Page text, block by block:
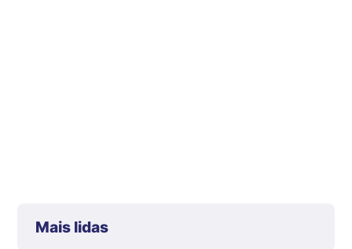
Mais lidas